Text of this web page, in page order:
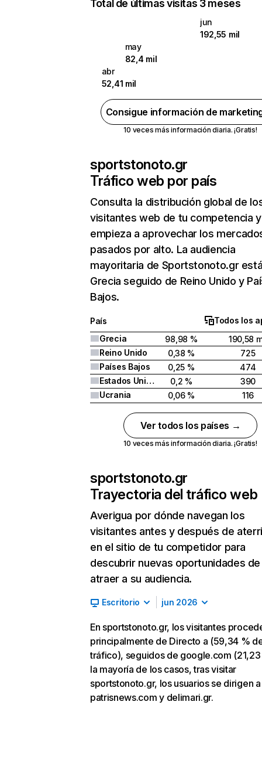
Total de últimas visitas 3 meses
jun
192,55 mil
may
82,4 mil
abr
52,41 mil
Consigue información de
10 veces más información diaria. ¡Gratis!
sportstonoto.gr
Tráfico web por país
Consulta la distribución global de
visitantes web de tu competencia y
empieza a aprovechar los
pasados por alto. La audiencia
mayoritaria de Sportstonoto.gr
Grecia seguido de Reino Unido y
Bajos.
País
Todos los
Grecia
98,98 %
190,58
Reino Unido
0,38 %
725
Países Bajos
0,25 %
474
Estados Unidos
0,2 %
390
Ucrania
0,06 % 116
Ver todos los países →
10 veces más información diaria. ¡Gratis!
sportstonoto.gr
Trayectoria del tráfico web
Averigua por dónde navegan los
visitantes antes y después de
en el sitio de tu competidor para
descubrir nuevas oportunidades de
atraer a su audiencia.
Escritorio jun 2026
En sportstonoto.gr, los visitantes
principalmente de Directo a (59,34 %
tráfico), seguidos de google.com (21,23
la mayoría de los casos, tras visitar
sportstonoto.gr, los usuarios se dirigen a
patrisnews.com y delimari.gr.